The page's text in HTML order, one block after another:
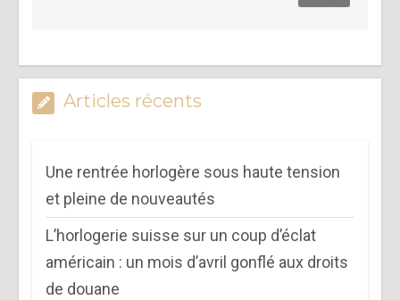
Articles récents
Une rentrée horlogère sous haute tension
et pleine de nouveautés
L’horlogerie suisse sur un coup d’éclat
américain : un mois d’avril gonflé aux droits
de douane